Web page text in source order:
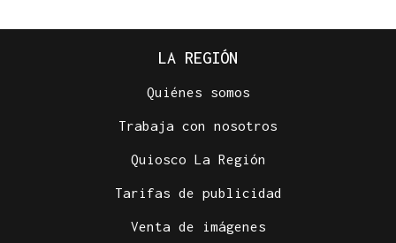
LA REGIÓN
Quiénes somos
Trabaja con nosotros
Quiosco La Región
Tarifas de publicidad
Venta de imágenes